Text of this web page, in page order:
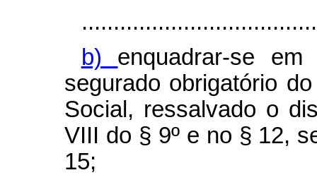
b) enquadrar-se
segurado obrigatório
Social, ressalvado o
VIII do § 9º e no § 12,
15;